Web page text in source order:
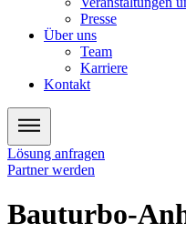
Presse
Über uns
Team
Karriere
Kontakt
Lösung anfragen
Partner werden
Bauturbo-